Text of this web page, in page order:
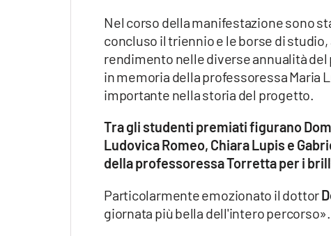
Nel corso della manifestazione sono
concluso il triennio e le borse di
rendimento nelle diverse annualità
in memoria della professoressa Maria
importante nella storia del progetto.
Tra gli studenti premiati figurano
Ludovica Romeo, Chiara Lupis e
della professoressa Torretta per i
Particolarmente emozionato il dottor
giornata più bella dell'intero percorso».